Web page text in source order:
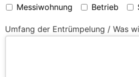
Messiwohnung
Betrieb
Umfang der Entrümpelung / Was